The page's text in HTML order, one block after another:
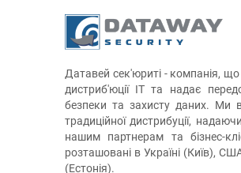
Датавей сек'юриті - компанія, що
дистриб'юції ІТ та надає
безпеки та захисту даних. Ми
традиційної дистрибуції,
нашим партнерам та бізнес-
розташовані в Україні (Київ),
(Естонія).